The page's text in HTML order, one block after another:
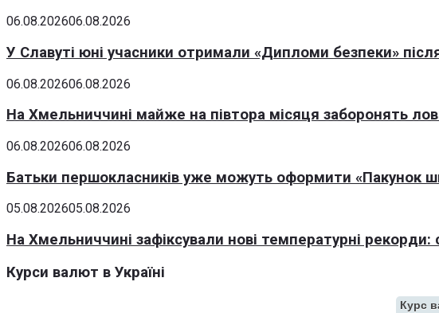
06.08.202606.08.2026
У Славуті юні учасники отримали «Дипломи безпеки»
06.08.202606.08.2026
На Хмельниччині майже на півтора місяця заборонять
06.08.202606.08.2026
Батьки першокласників уже можуть оформити «Пакунок
05.08.202605.08.2026
На Хмельниччині зафіксували нові температурні рекорди:
Курси валют в Україні